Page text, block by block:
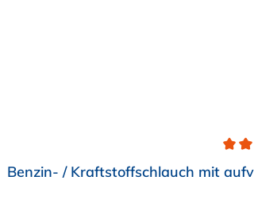
5 Sternen
Benzin- / Kraftstoffschlauch mit